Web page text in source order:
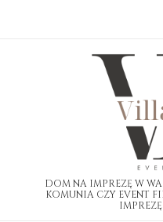
DOM NA IMPREZĘ W
KOMUNIA CZY EVENT